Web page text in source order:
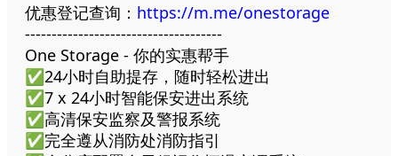
优惠登记查询： https://m.me/onestorage
-------------------------------------
One Storage - 你的实惠帮手
✅24小时自助提存，随时轻松进出
✅7 x 24小时智能保安进出系统
✅高清保安监察及警报系统
✅完全遵从消防处消防指引